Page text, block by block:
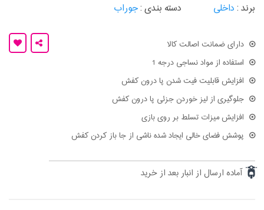
برند : داخلی دسته بندی :جوراب
دارای ضمانت اصالت کالا
استفاده از مواد نساجی درجه 1
افزایش قابلیت فیت شدن پا درون کفش
جلوگیری از لیز خوردن جزئی پا درون کفش
افزایش میزات تسلط بر روی بازی
پوشش فضای خالی ایجاد شده ناشی از جا باز کردن کفش
آماده ارسال از انبار بعد از خرید